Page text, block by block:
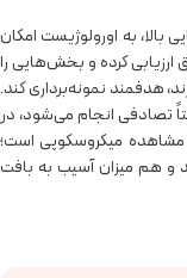
بالا، به اورولوژیست امکان
کرده و بخش‌هایی را
هدفمند نمونه‌برداری کند.
تصادفی انجام می‌شود، در
مشاهده میکروسکوپی است؛
و هم میزان آسیب به بافت